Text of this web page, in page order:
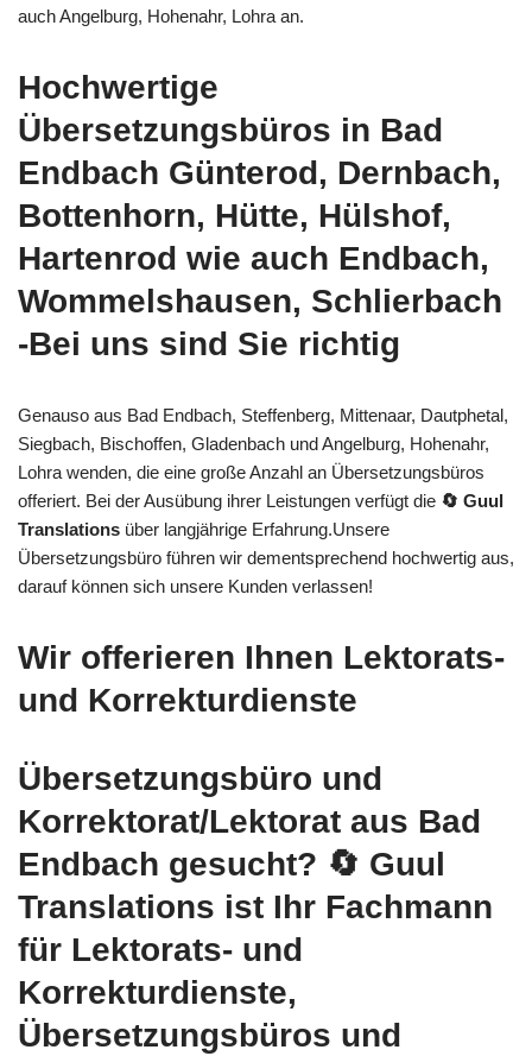
auch Angelburg, Hohenahr, Lohra an.
Hochwertige
Übersetzungsbüros in Bad
Endbach Günterod, Dernbach,
Bottenhorn, Hütte, Hülshof,
Hartenrod wie auch Endbach,
Wommelshausen, Schlierbach
-Bei uns sind Sie richtig
Genauso aus Bad Endbach, Steffenberg, Mittenaar, Dautphetal,
Siegbach, Bischoffen, Gladenbach und Angelburg, Hohenahr,
Lohra wenden, die eine große Anzahl an Übersetzungsbüros
offeriert. Bei der Ausübung ihrer Leistungen verfügt die 🔄 Guul
Translations über langjährige Erfahrung.Unsere
Übersetzungsbüro führen wir dementsprechend hochwertig aus,
darauf können sich unsere Kunden verlassen!
Wir offerieren Ihnen Lektorats-
und Korrekturdienste
Übersetzungsbüro und
Korrektorat/Lektorat aus Bad
Endbach gesucht? 🔄 Guul
Translations ist Ihr Fachmann
für Lektorats- und
Korrekturdienste,
Übersetzungsbüros und